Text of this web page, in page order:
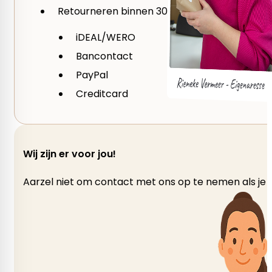
Aanbevolen naalddikte
2,5 mm, 3 mm
Moeilijkheid
2 Easy
Je beoordeling*
Retourneren binnen 30 dagen
iDEAL/WERO
Bancontact
PayPal
Creditcard
Wij zijn er voor jou!
Aarzel niet om contact met ons op te nemen als